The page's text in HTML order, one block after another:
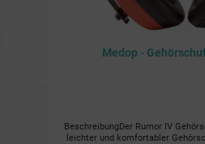
Medop -
BeschreibungDer Rumor IV
leichter und komfortabler